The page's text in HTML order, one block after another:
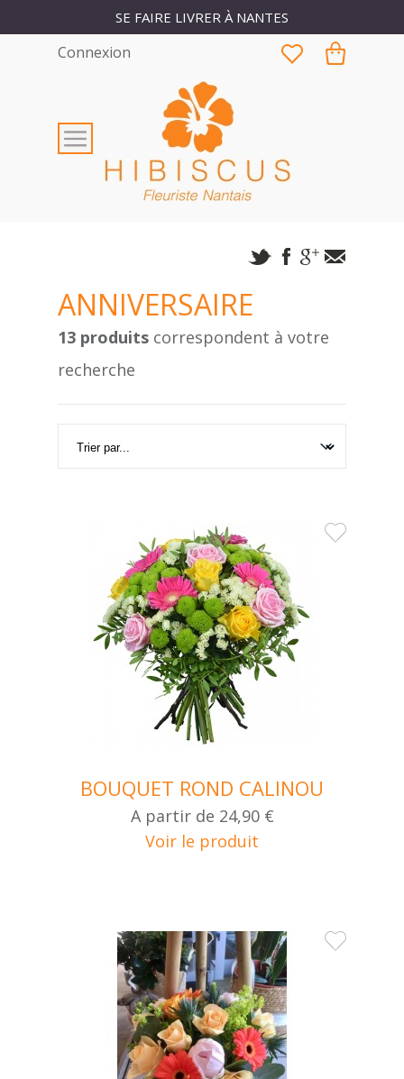
Connexion
SE FAIRE LIVRER À NANTES
ANNIVERSAIRE
13 produits correspondent à votre
recherche
BOUQUET ROND CALINOU
A partir de 24,90 €
Voir le produit